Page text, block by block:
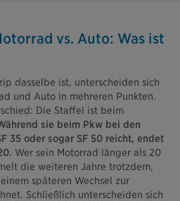
vs. Auto: Was ist
dasselbe ist, unterscheiden sich
und Auto in mehreren Punkten.
Die Staffel ist beim
sie beim Pkw bei den
35 oder sogar SF 50 reicht, endet
Wer sein Motorrad länger als 20
die weiteren Jahre trotzdem,
späteren Wechsel zur
Schließlich unterscheiden sich